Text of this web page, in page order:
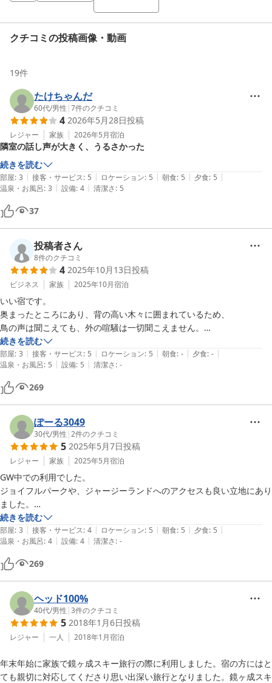
クチコミの投稿画像・動画
19件
たけちゃんだ
60代/男性 |7件のクチコミ
4 2026年5月28日投稿
レジャー 家族 2026年5月宿泊
隣室の話し声が大きく、うるさかった
続きを読む
部屋: 3 | 接客・サービス: 5 | ロケーション: 5 | 朝食: 5 | 夕食: 5 |
温泉・お風呂: 3 | 設備: 4 | 清潔さ: 5
37
投稿者さん
8件のクチコミ
4 2025年10月13日投稿
ビジネス 家族 2025年10月宿泊
いい宿です。
奥まったところにあり、背の高い木々に囲まれているため、
鳥の声は聞こえても、外の喧騒は一切聞こえません。
ただ、部屋によると思いますが、
当方らが泊まった部屋は、
もともとは隣と広縁続きの部屋であったようで（もちろん、仕切りはあ
るので行き来はできませんが）、
隣の咳払いなどが丸聞こえの状態でした。
ここだけが、難点といえば、難点です。
あとは、何ら問題ありません。
ついでに、
宿泊とは直接関係ありませんが、
ここは栗まんじゅうを作っておられるようで、帰るのに合わせて注文で
きました。
ほんと、絶品でした！
そして、お土産にもしましたが、好評でした！
続きを読む
部屋: 3 | 接客・サービス: 5 | ロケーション: 5 | 朝食: - | 夕食: - |
温泉・お風呂: 5 | 設備: 5 | 清潔さ: -
269
ぽーる3049
30代/男性 |2件のクチコミ
5 2025年5月7日投稿
レジャー 家族 2025年5月宿泊
GW中での利用でした。
ジョイフルパークや、ジャージーランドへのアクセスも良い立地にあり
ました。
夕食のジンギスカンも大変おいしく頂きました。はじめてのジンギスカ
ンに子供達も喜んでいました。部屋は6畳一間に大人2人、子供3人でし
たが、寝るだけなので狭いこともなかったです。お風呂も家族での貸し
切りでしたので、小さい子供もいましたが、気兼ねなく入浴できたのが
良かったです。お庭も広く、子供たちとボール遊びもできました。
チェックアウト時には、夕食のビール代金までサービスしていただい
て、大変気持ち良く宿を後にすることができました。有難うございまし
続きを読む
部屋: 3 | 接客・サービス: 4 | ロケーション: 5 | 朝食: 5 | 夕食: 5 |
温泉・お風呂: 4 | 設備: 4 | 清潔さ: -
269
ヘッド100%
40代/男性 |3件のクチコミ
5 2018年1月6日投稿
レジャー 一人 2018年1月宿泊
年末年始に家族で鏡ヶ成スキー旅行の際に利用しました。宿の方にはと
ても親切に対応してくださり思い出深い旅行となりました。鏡ヶ成スキ